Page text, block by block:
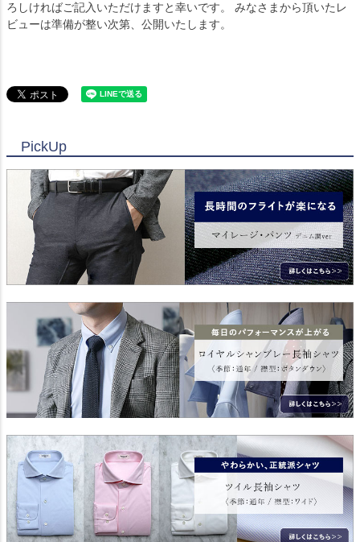
ろしければご記入いただけますと幸いです。 みなさまから頂いたレ
ビューは準備が整い次第、公開いたします。
PickUp